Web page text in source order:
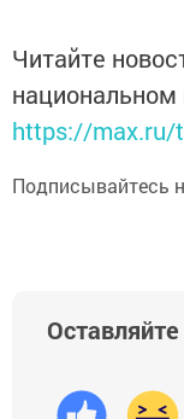
Читайте
https://max.ru/
Подписывайтесь